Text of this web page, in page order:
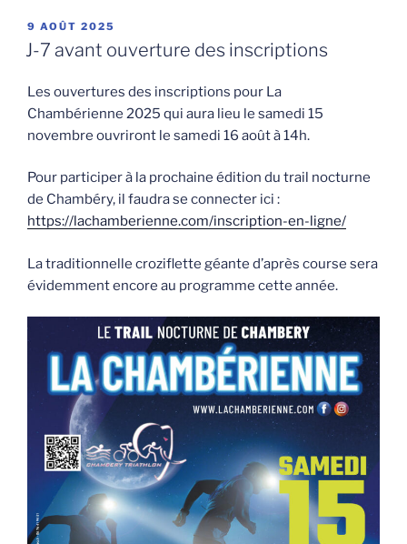
PUBLIÉ
LE
9 AOÛT 2025
J-7 avant ouverture des inscriptions
Les ouvertures des inscriptions pour La
Chambérienne 2025 qui aura lieu le samedi 15
novembre ouvriront le samedi 16 août à 14h.
Pour participer à la prochaine édition du trail nocturne
de Chambéry, il faudra se connecter ici :
https://lachamberienne.com/inscription-en-ligne/
La traditionnelle croziflette géante d’après course sera
évidemment encore au programme cette année.